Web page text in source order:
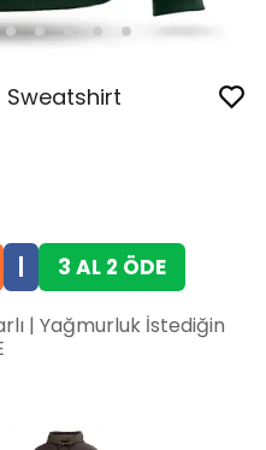
Sweatshirt
3 AL 2 ÖDE
| Yağmurluk İstediğin